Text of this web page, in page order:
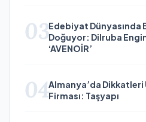
03Edebiyat Dünyasında
Doğuyor: Dilruba
‘AVENOİR’
04Almanya’da Dikkatleri
Firması: Taşyapı